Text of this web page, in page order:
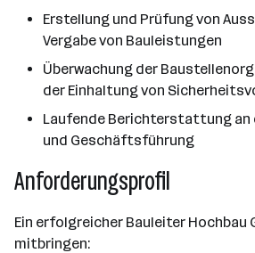
Erstellung und Prüfung von
Vergabe von Bauleistungen
Überwachung der
der Einhaltung von
Laufende Berichterstattung
und Geschäftsführung
Anforderungsprofil
Ein erfolgreicher Bauleiter Hochbau
mitbringen: